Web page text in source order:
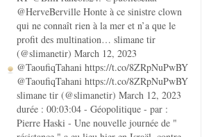
@HerveBerville Honte à ce sinistre clown
qui ne connaît rien à la mer et n’a que le
profit des multination… slimane tir
(@slimanetir) March 12, 2023
@TaoufiqTahani https://t.co/8ZRpNuPwBY
@TaoufiqTahani https://t.co/8ZRpNuPwBY
slimane tir (@slimanetir) March 12, 2023
durée : 00:03:04 - Géopolitique - par :
Pierre Haski - Une nouvelle journée de "